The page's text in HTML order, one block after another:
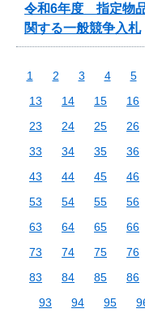
令和6年度 指定物
関する一般競争入札
1 2 3 4 5
13
14 15 16
23
24 25 26
33
34 35 36
43
44 45 46
53
54 55 56
63
64 65 66
73
74 75 76
83
84 85 86
93
94 95